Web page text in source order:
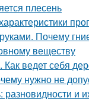
плесень
Почему
веществу
ведет себя
нужно не
и